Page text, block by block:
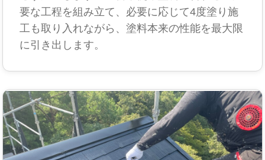
要な工程を組み立て、必要に応じて4度塗り施
工も取り入れながら、塗料本来の性能を最大限
に引き出します。